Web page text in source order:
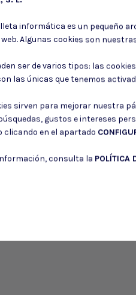
boletín
Puede
informática es un pequeño
Algunas cookies son
ser de varios tipos: las
las únicas que tenemos
sirven para mejorar nuestra
gustos e intereses
clicando en el apartado
consulta la POLÍTICA